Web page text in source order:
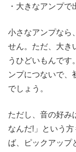
・大きなアンプで
小さなアンプなら
せん。ただ、大き
うひどいもんです
ンプにつないで、
でしょう。
ただし、音の好み
なんだ!」という
ば、ピックアップ